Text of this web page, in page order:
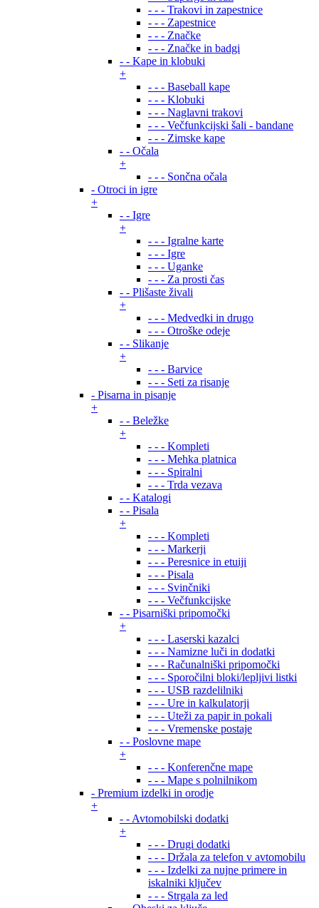
- - - Trakovi in zapestnice
- - - Zapestnice
- - - Značke
- - - Značke in badgi
- - Kape in klobuki
+
- - - Baseball kape
- - - Klobuki
- - - Naglavni trakovi
- - - Večfunkcijski šali - bandane
- - - Zimske kape
- - Očala
+
- - - Sončna očala
- Otroci in igre
+
- - Igre
+
- - - Igralne karte
- - - Igre
- - - Uganke
- - - Za prosti čas
- - Plišaste živali
+
- - - Medvedki in drugo
- - - Otroške odeje
- - Slikanje
+
- - - Barvice
- - - Seti za risanje
- Pisarna in pisanje
+
- - Beležke
+
- - - Kompleti
- - - Mehka platnica
- - - Spiralni
- - - Trda vezava
- - Katalogi
- - Pisala
+
- - - Kompleti
- - - Markerji
- - - Peresnice in etuiji
- - - Pisala
- - - Svinčniki
- - - Večfunkcijske
- - Pisarniški pripomočki
+
- - - Laserski kazalci
- - - Namizne luči in dodatki
- - - Računalniški pripomočki
- - - Sporočilni bloki/lepljivi listki
- - - USB razdelilniki
- - - Ure in kalkulatorji
- - - Uteži za papir in pokali
- - - Vremenske postaje
- - Poslovne mape
+
- - - Konferenčne mape
- - - Mape s polnilnikom
- Premium izdelki in orodje
+
- - Avtomobilski dodatki
+
- - - Drugi dodatki
- - - Držala za telefon v avtomobilu
- - - Izdelki za nujne primere in
iskalniki ključev
- - - Strgala za led